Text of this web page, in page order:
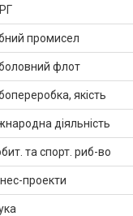
промисел
флот
якість
діяльність
та спорт. риб-во
проекти